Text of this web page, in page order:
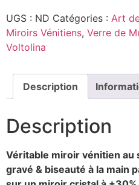
UGS : ND Catégories : Art
Miroirs Vénitiens, Verre de
Voltolina
Description
Description
Véritable miroir vénitien
gravé & biseauté à la main